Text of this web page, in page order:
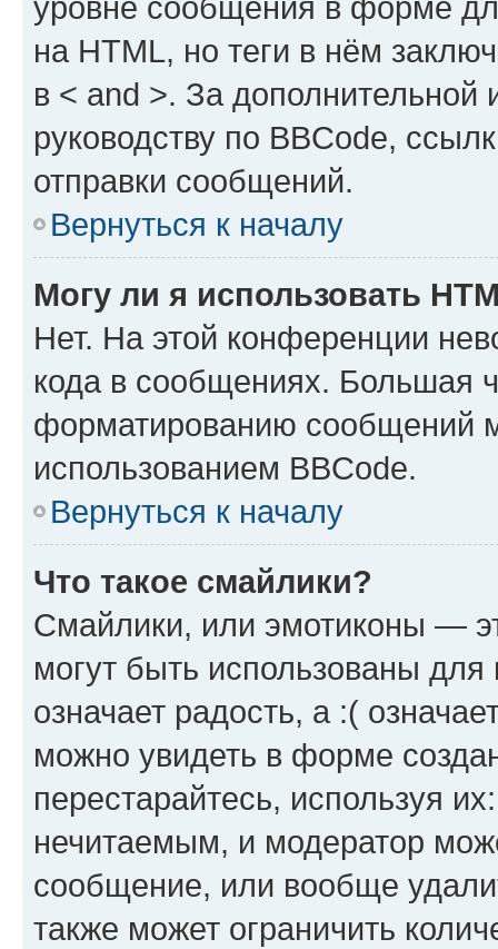
на HTML, но теги в нём
в < and >. За
руководству по BBCode,
отправки сообщений.
Вернуться к началу
Могу ли я использовать
Нет. На этой конференции
кода в сообщениях. Большая
форматированию сообщений
использованием BBCode.
Вернуться к началу
Что такое смайлики?
Смайлики, или эмотиконы —
могут быть использованы
означает радость, а :(
можно увидеть в форме
перестарайтесь, используя
нечитаемым, и модератор
сообщение, или вообще
также может ограничить